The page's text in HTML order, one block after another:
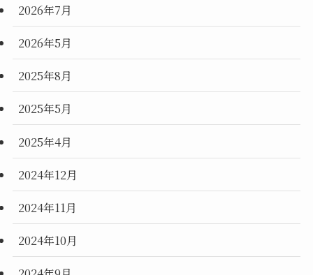
2026年7月
2026年5月
2025年8月
2025年5月
2025年4月
2024年12月
2024年11月
2024年10月